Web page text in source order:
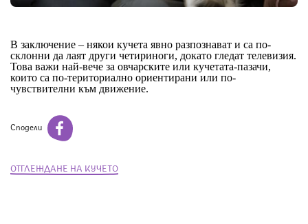
В заключение – някои кучета явно разпознават и са по-
склонни да лаят други четириноги, докато гледат телевизия.
Това важи най-вече за овчарските или кучетата-пазачи,
които са по-териториално ориентирани или по-
чувствителни към движение.
Сподели
ОТГЛЕЖДАНЕ НА КУЧЕТО